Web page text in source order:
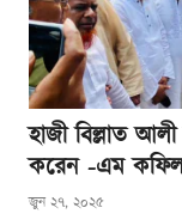
হাজী বিল্লাত
করেন -এম
জুন ২৭, ২০২৫